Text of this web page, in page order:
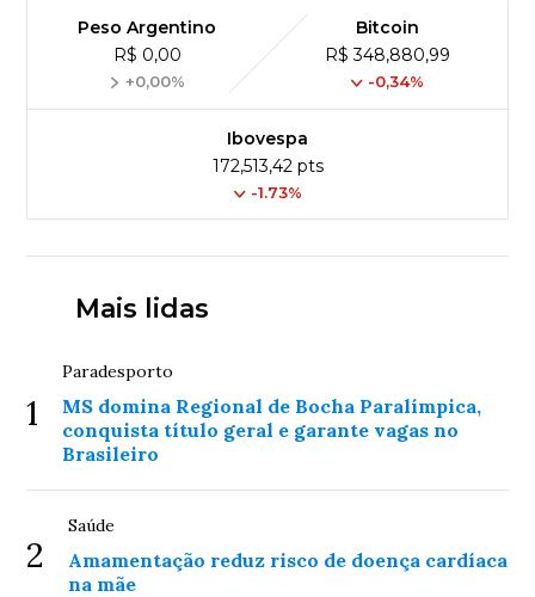
Peso Argentino
R$ 0,00
+0,00%
Bitcoin
R$ 348,880,99
-0,34%
Ibovespa
172,513,42 pts
-1.73%
Mais lidas
1
Paradesporto
MS domina Regional de Bocha Paralímpica,
conquista título geral e garante vagas no
Brasileiro
2
Saúde
Amamentação reduz risco de doença cardíaca
na mãe